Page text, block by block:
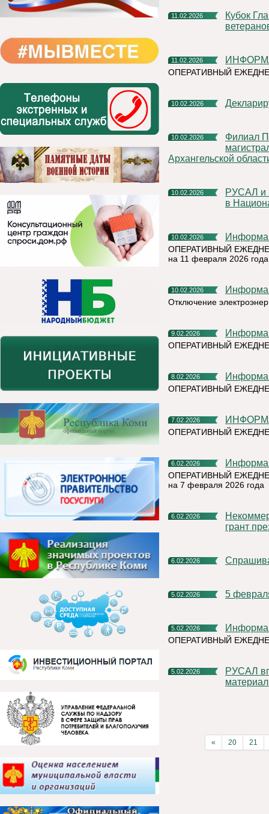
11.02.2026
Кубок Главы Коми по хоккею "ВОИН" соберет в Сыктывкаре
11.02.2026
ОПЕРАТИВНЫЙ
10.02.2026
10.02.2026
Филиал ПАО «Россети» обновит изоляцию на 16
Архангельской
10.02.2026
РУСАЛ и Эн+ предложили системно оценивать вклад бизнеса
в
10.02.2026
ОПЕРАТИВНЫЙ
на 11 февраля 2026 года
10.02.2026
Отключение
9.02.2026
ОПЕРАТИВНЫЙ
8.02.2026
ОПЕРАТИВНЫЙ
7.02.2026
ОПЕРАТИВНЫЙ
6.02.2026
ОПЕРАТИВНЫЙ
на 7 февраля 2026 года
6.02.2026
Некоммерческие организации Коми вновь могут получить
грант
6.02.2026
5.02.2026 5
5.02.2026
ОПЕРАТИВНЫЙ
5.02.2026
РУСАЛ впервые разработал сверхпрочный композитный
« 20 21